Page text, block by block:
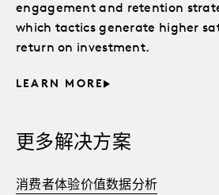
engagement and retention
which tactics generate higher
return on investment.
LEARN MORE
更多解决方案
消费者体验价值数据分析